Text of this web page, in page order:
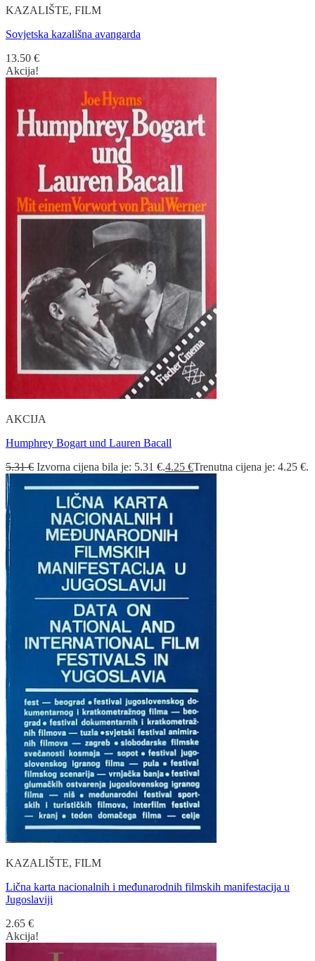
KAZALIŠTE, FILM
Sovjetska kazališna avangarda
13.50 €
Akcija!
AKCIJA
Humphrey Bogart und Lauren Bacall
5.31€ Izvorna cijena bila je: 5.31 €.4.25 €Trenutna cijena je: 4.25 €.
KAZALIŠTE, FILM
Lična karta nacionalnih i međunarodnih filmskih manifestacija u
Jugoslaviji
2.65 €
Akcija!